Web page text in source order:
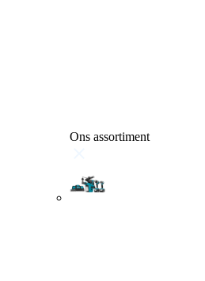
Ons assortiment